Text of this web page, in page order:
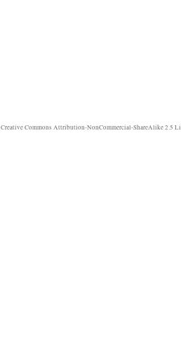
Creative Commons Attribution-NonCommercial-ShareAlike 2.5